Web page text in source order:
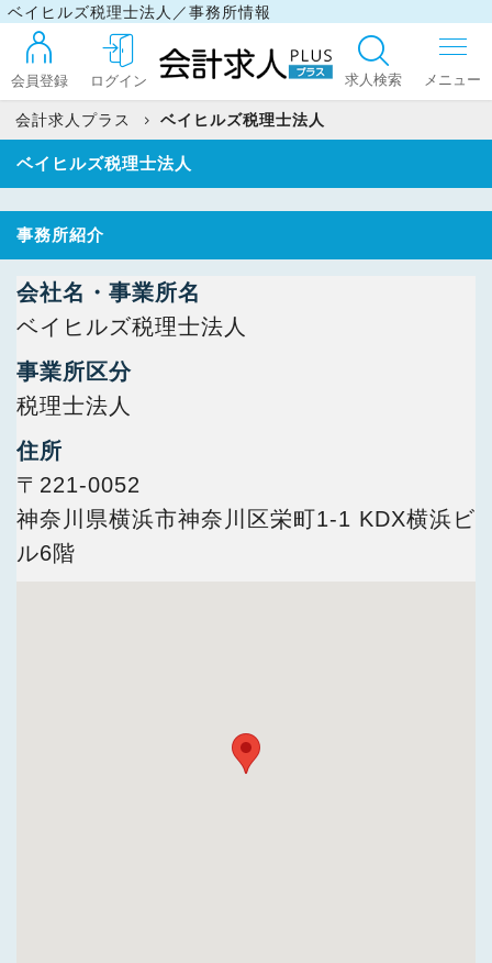
ベイヒルズ税理士法人／事務所情報
会員登録 ログイン 求人検索
最近見た求人
マイリスト
今すぐ会員登録
会計求人プラス ベイヒルズ税理士法人
ベイヒルズ税理士法人
事務所紹介
会社名・事業所名
ベイヒルズ税理士法人
事業所区分
税理士法人
住所
〒221-0052
神奈川県横浜市神奈川区栄町1-1 KDX横浜ビ
ル6階